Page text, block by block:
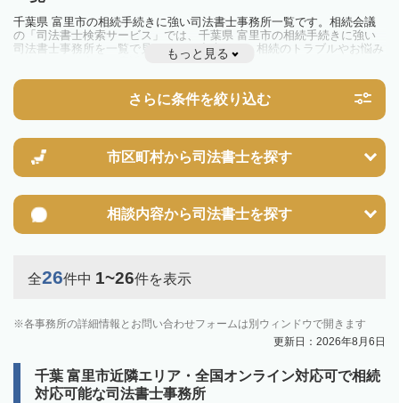
千葉県 富里市の相続手続きに強い司法書士事務所一覧です。相続会議
の「司法書士検索サービス」では、千葉県 富里市の相続手続きに強い
司法書士事務所を一覧で見ることが出来ます。相続のトラブルやお悩み
を抱えている方は一度近隣の司法書士に相談してみましょう。
もっと見る
さらに条件を絞り込む
市区町村から司法書士を探す
相談内容から司法書士を探す
全26件中 1~26件を表示
各事務所の詳細情報とお問い合わせフォームは別ウィンドウで開きます
更新日：2026年8月6日
千葉 富里市近隣エリア・全国オンライン対応可で相続
対応可能な司法書士事務所